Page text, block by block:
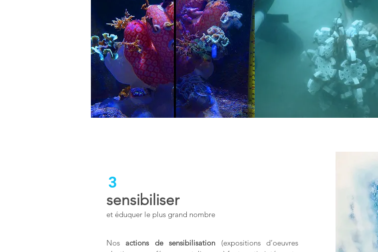
3
sensibiliser
et éduquer le plus grand nombre
Nos actions de sensibilisation (expositions d’oeuvres